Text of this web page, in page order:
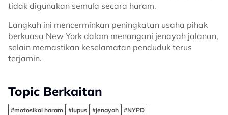
tidak digunakan semula secara haram.
Langkah ini mencerminkan peningkatan usaha pihak
berkuasa New York dalam menangani jenayah jalanan,
selain memastikan keselamatan penduduk terus
terjamin.
Topic Berkaitan
#motosikal haram #lupus #jenayah #NYPD